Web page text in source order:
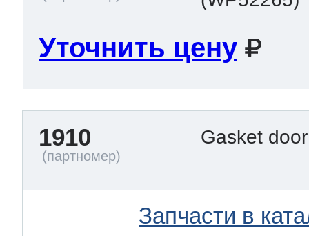
Уточнить цену
1910 Gasket
Запчасти в